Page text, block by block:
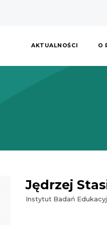
AKTUALNOŚCI O
Jędrzej
Instytut Badań